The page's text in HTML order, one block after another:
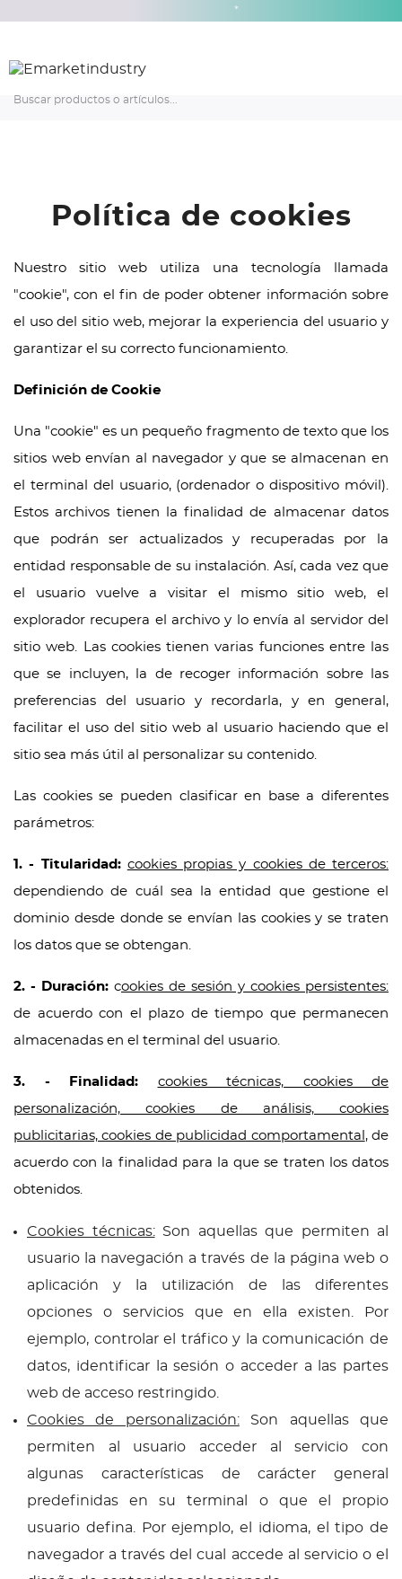
*
Inicio Política de cookies
Política de cookies
Nuestro sitio web utiliza una tecnología llamada
"cookie", con el fin de poder obtener información sobre
el uso del sitio web, mejorar la experiencia del usuario y
garantizar el su correcto funcionamiento.
Definición de Cookie
Una "cookie" es un pequeño fragmento de texto que los
sitios web envían al navegador y que se almacenan en
el terminal del usuario, (ordenador o dispositivo móvil).
Estos archivos tienen la finalidad de almacenar datos
que podrán ser actualizados y recuperadas por la
entidad responsable de su instalación. Así, cada vez que
el usuario vuelve a visitar el mismo sitio web, el
explorador recupera el archivo y lo envía al servidor del
sitio web. Las cookies tienen varias funciones entre las
que se incluyen, la de recoger información sobre las
preferencias del usuario y recordarla, y en general,
facilitar el uso del sitio web al usuario haciendo que el
sitio sea más útil al personalizar su contenido.
Las cookies se pueden clasificar en base a diferentes
parámetros:
1. - Titularidad: cookies propias y cookies de terceros:
dependiendo de cuál sea la entidad que gestione el
dominio desde donde se envían las cookies y se traten
los datos que se obtengan.
2. - Duración: cookies de sesión y cookies persistentes:
de acuerdo con el plazo de tiempo que permanecen
almacenadas en el terminal del usuario.
3. - Finalidad:
cookies técnicas, cookies de
personalización, cookies de análisis, cookies
publicitarias, cookies de publicidad comportamental , de
acuerdo con la finalidad para la que se traten los datos
obtenidos.
Cookies técnicas:Son aquellas que permiten al
usuario la navegación a través de la página web o
aplicación y la utilización de las diferentes
opciones o servicios que en ella existen. Por
ejemplo, controlar el tráfico y la comunicación de
datos, identificar la sesión o acceder a las partes
web de acceso restringido.
Cookies de personalización:Son aquellas que
permiten al usuario acceder al servicio con
algunas características de carácter general
predefinidas en su terminal o que el propio
usuario defina. Por ejemplo, el idioma, el tipo de
navegador a través del cual accede al servicio o el